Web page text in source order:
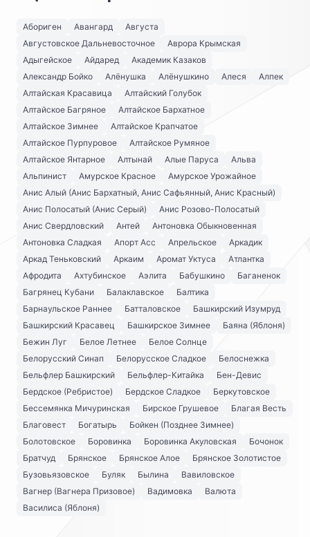
Абориген Авангард
Августа
Августовское Дальневосточное
Аврора Крымская
Адыгейское
Айдаред
Академик Казаков
Александр Бойко
Алёнушка Алёнушкино Алеся
Алпек
Алтайская Красавица
Алтайский Голубок
Алтайское Багряное
Алтайское Бархатное
Алтайское Зимнее
Алтайское Крапчатое
Алтайское Пурпуровое
Алтайское Румяное
Алтайское Янтарное
Алтынай Алые Паруса
Альва
Альпинист
Амурское Красное
Амурское Урожайное
Анис Алый (Анис Бархатный, Анис Сафьянный, Анис Красный)
Анис Полосатый (Анис Серый)
Анис Розово-Полосатый
Анис Свердловский
Антей
Антоновка Обыкновенная
Антоновка Сладкая
Апорт Асс Апрельское
Аркадик
Аркад Теньковский
Аркаим Аромат Уктуса
Атлантка
Афродита
Ахтубинское Аэлита Бабушкино
Баганенок
Багрянец Кубани
Балаклавское
Балтика
Барнаульское Раннее
Батталовское
Башкирский Изумруд
Башкирский Красавец
Башкирское Зимнее
Баяна (Яблоня)
Бежин Луг
Белое Летнее
Белое Солнце
Белорусский Синап
Белорусское Сладкое
Белоснежка
Бельфлер Башкирский
Бельфлер-Китайка
Бен-Девис
Бердское (Ребристое)
Бердское Сладкое
Беркутовское
Бессемянка Мичуринская
Бирское Грушевое
Благая Весть
Благовест
Богатырь
Бойкен (Позднее Зимнее)
Болотовское
Боровинка Боровинка Акуловская
Бочонок
Братчуд
Брянское Брянское Алое
Брянское Золотистое
Бузовьязовское
Буляк Былина
Вавиловское
Вагнер (Вагнера Призовое)
Вадимовка
Валюта
Василиса (Яблоня)